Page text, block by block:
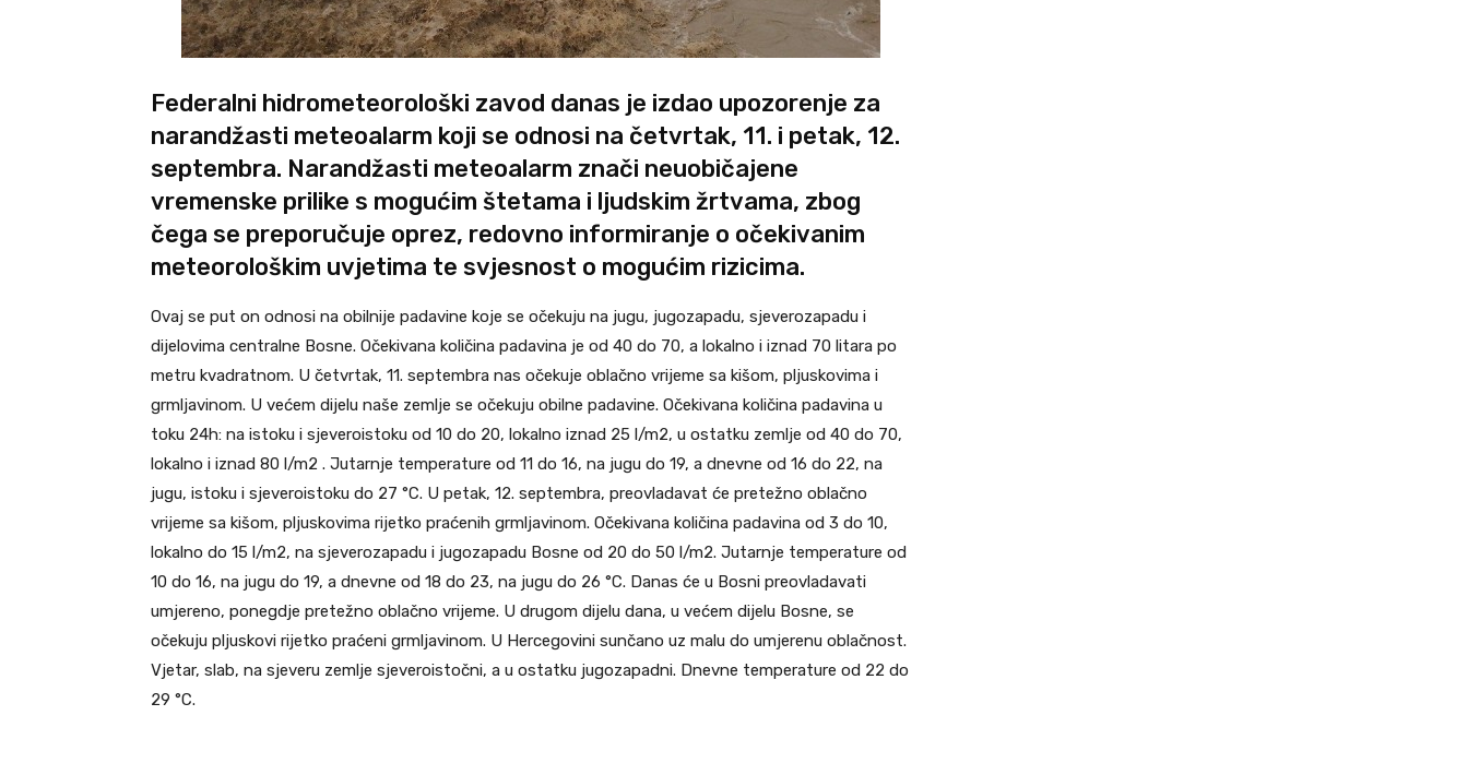
Federalni hidrometeorološki zavod danas je izdao upozorenje za
narandžasti meteoalarm koji se odnosi na četvrtak, 11. i petak, 12.
septembra. Narandžasti meteoalarm znači neuobičajene
vremenske prilike s mogućim štetama i ljudskim žrtvama, zbog
čega se preporučuje oprez, redovno informiranje o očekivanim
meteorološkim uvjetima te svjesnost o mogućim rizicima.
Ovaj se put on odnosi na obilnije padavine koje se očekuju na jugu, jugozapadu, sjeverozapadu i
dijelovima centralne Bosne. Očekivana količina padavina je od 40 do 70, a lokalno i iznad 70 litara po
metru kvadratnom. U četvrtak, 11. septembra nas očekuje oblačno vrijeme sa kišom, pljuskovima i
grmljavinom. U većem dijelu naše zemlje se očekuju obilne padavine. Očekivana količina padavina u
toku 24h: na istoku i sjeveroistoku od 10 do 20, lokalno iznad 25 l/m2, u ostatku zemlje od 40 do 70,
lokalno i iznad 80 l/m2 . Jutarnje temperature od 11 do 16, na jugu do 19, a dnevne od 16 do 22, na
jugu, istoku i sjeveroistoku do 27 °C. U petak, 12. septembra, preovladavat će pretežno oblačno
vrijeme sa kišom, pljuskovima rijetko praćenih grmljavinom. Očekivana količina padavina od 3 do 10,
lokalno do 15 l/m2, na sjeverozapadu i jugozapadu Bosne od 20 do 50 l/m2. Jutarnje temperature od
10 do 16, na jugu do 19, a dnevne od 18 do 23, na jugu do 26 °C. Danas će u Bosni preovladavati
umjereno, ponegdje pretežno oblačno vrijeme. U drugom dijelu dana, u većem dijelu Bosne, se
očekuju pljuskovi rijetko praćeni grmljavinom. U Hercegovini sunčano uz malu do umjerenu oblačnost.
Vjetar, slab, na sjeveru zemlje sjeveroistočni, a u ostatku jugozapadni. Dnevne temperature od 22 do
29 °C.